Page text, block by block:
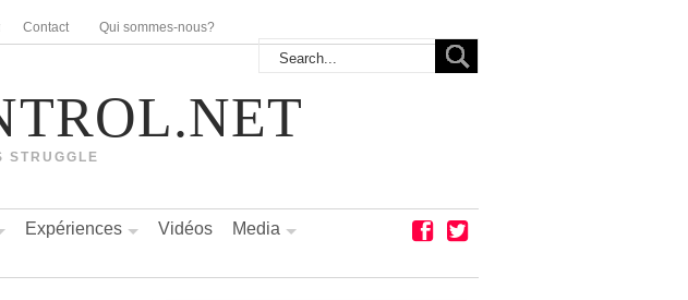
Contact Qui sommes-nous?
STRUGGLE
Expériences Vidéos
Media